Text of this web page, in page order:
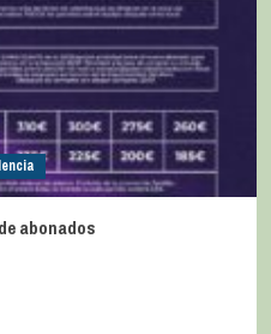
abonados